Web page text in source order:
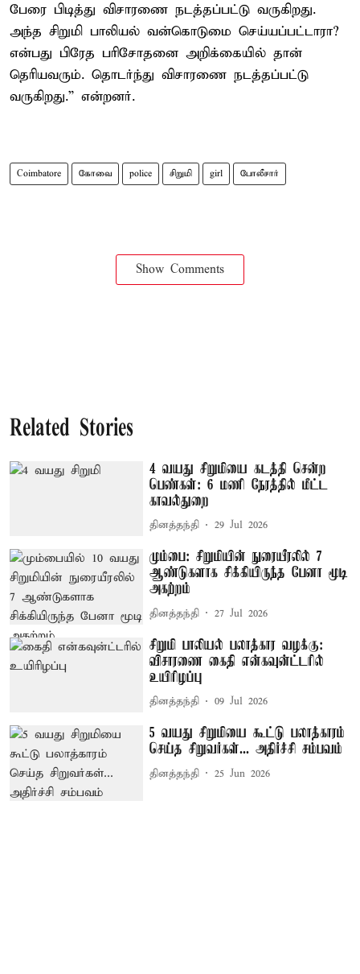
பேரை பிடித்து விசாரணை நடத்தப்பட்டு வருகிறது.
அந்த சிறுமி பாலியல் வன்கொடுமை செய்யப்பட்டாரா?
என்பது பிரேத பரிசோதனை அறிக்கையில் தான்
தெரியவரும். தொடர்ந்து விசாரணை நடத்தப்பட்டு
வருகிறது.” என்றனர்.
Coimbatore கோவை police சிறுமி girl போலீசார்
Show Comments
Related Stories
4 வயது சிறுமியை கடத்தி சென்ற
பெண்கள்: 6 மணி நேரத்தில் மீட்ட
காவல்துறை
தினத்தந்தி 29 Jul 2026
மும்பை: சிறுமியின் நுரையீரலில் 7
ஆண்டுகளாக சிக்கியிருந்த பேனா மூடி
அகற்றம்
தினத்தந்தி 27 Jul 2026
சிறுமி பாலியல் பலாத்கார வழக்கு:
விசாரணை கைதி என்கவுன்ட்டரில்
உயிரிழப்பு
தினத்தந்தி 09 Jul 2026
5 வயது சிறுமியை கூட்டு பலாத்காரம்
செய்த சிறுவர்கள்... அதிர்ச்சி சம்பவம்
தினத்தந்தி 25 Jun 2026